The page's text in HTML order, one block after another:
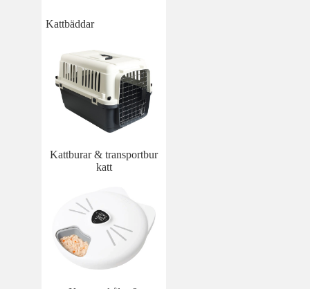
Kattbäddar
Kattburar & transportbur
katt